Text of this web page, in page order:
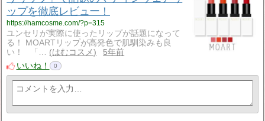
ップを徹底レビュー！
https://hamcosme.com/?p=315
ユンセリが実際に使ったリップが話題になって
る！ MOARTリップが高発色で肌馴染みも良
い！ 「…
はむコスメ
5年前
いいね！
0